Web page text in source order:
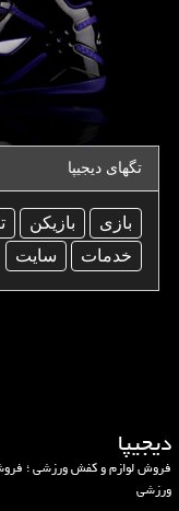
تگهای دیجیپا
بازی بازیكن
خدمات
سایت
دیجیپا
فروش لوازم و کفش ورزشی ؛
ورزشی